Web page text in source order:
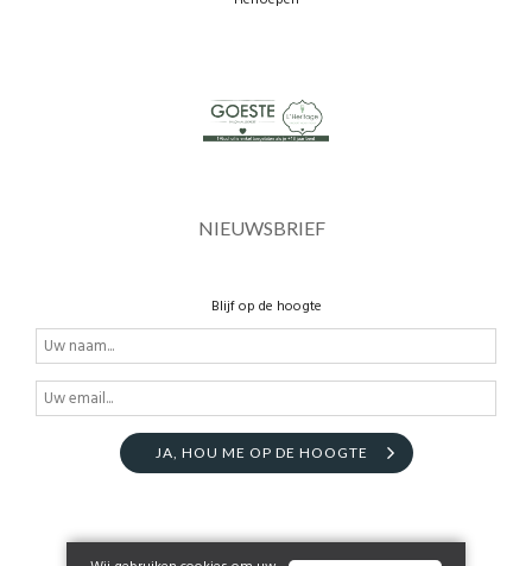
NIEUWSBRIEF
Blijf op de hoogte
JA, HOU ME OP DE HOOGTE